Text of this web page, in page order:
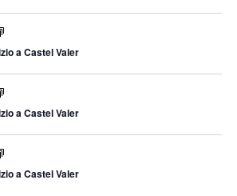
N
i
a Castel Valer
a Castel Valer
a Castel Valer